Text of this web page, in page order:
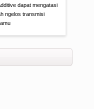
dapat mengatasi
ngelos transmisi